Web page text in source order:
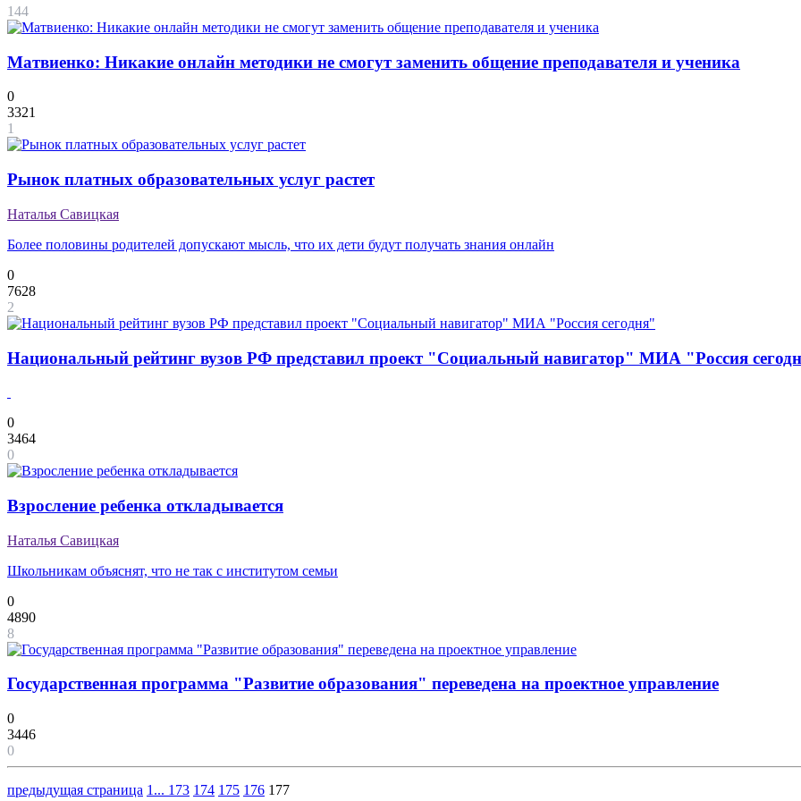
144
Матвиенко: Никакие онлайн методики не смогут заменить общение преподавателя и ученика
0
3321
1
Рынок платных образовательных услуг растет
Наталья Савицкая
Более половины родителей допускают мысль, что их дети будут получать знания онлайн
0
7628
2
Национальный рейтинг вузов РФ представил проект "Социальный навигатор" МИА "Россия
0
3464
0
Взросление ребенка откладывается
Наталья Савицкая
Школьникам объяснят, что не так с институтом семьи
0
4890
8
Государственная программа "Развитие образования" переведена на проектное управление
0
3446
0
предыдущая страница 1 ... 173 174 175 176 177